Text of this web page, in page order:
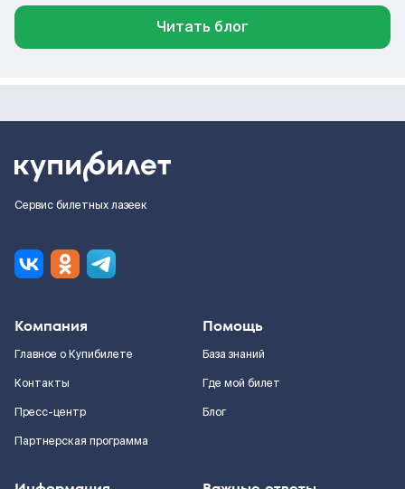
Читать блог
Сервис билетных лазеек
Компания
Главное о Купибилете
Контакты
Пресс-центр
Партнерская программа
Помощь
База знаний
Где мой билет
Блог